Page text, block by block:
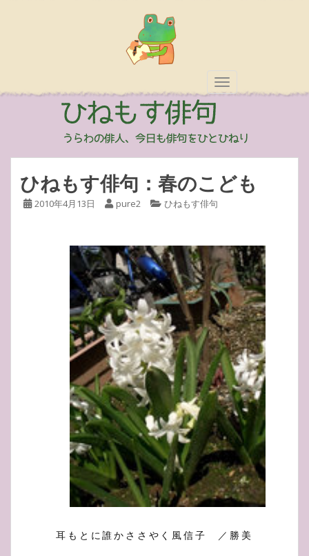
TOGGLE
ひねもす俳句：春のこども
2010年4月13日 pure2 ひねもす俳句
耳もとに誰かささやく風信子 ／勝美